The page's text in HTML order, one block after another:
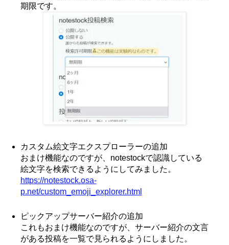
期限です。
カスタム絵文字エクスプローラーの追加
おまけ機能なのですが、notestockで認識している
絵文字を検索できるようにしてみました。
https://notestock.osa-
p.net/custom_emoji_explorer.html
ピックアップサーバー紹介の追加
これもおまけ機能なのですが、サーバー紹介の文言
がある投稿を一覧で見られるようにしました。